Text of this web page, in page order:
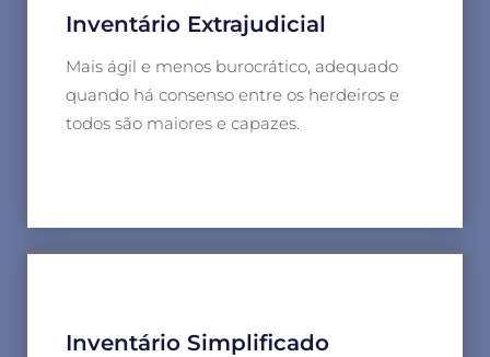
Inventário Extrajudicial
Mais ágil e menos burocrático, adequado
quando há consenso entre os herdeiros e
todos são maiores e capazes.
Inventário Simplificado